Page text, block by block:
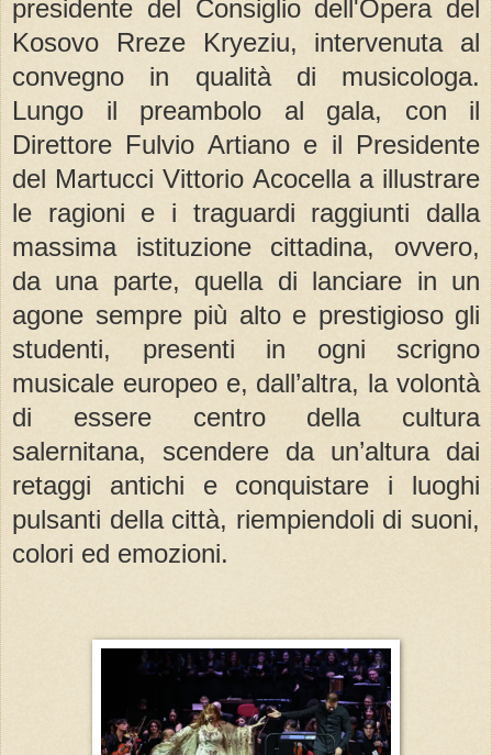
presidente del Consiglio dell'Opera del
Kosovo Rreze Kryeziu, intervenuta al
convegno in qualità di musicologa.
Lungo il preambolo al gala, con il
Direttore Fulvio Artiano e il Presidente
del Martucci Vittorio Acocella a illustrare
le ragioni e i traguardi raggiunti dalla
massima istituzione cittadina, ovvero,
da una parte, quella di lanciare in un
agone sempre più alto e prestigioso gli
studenti, presenti in ogni scrigno
musicale europeo e, dall’altra, la volontà
di essere centro della cultura
salernitana, scendere da un’altura dai
retaggi antichi e conquistare i luoghi
pulsanti della città, riempiendoli di suoni,
colori ed emozioni.